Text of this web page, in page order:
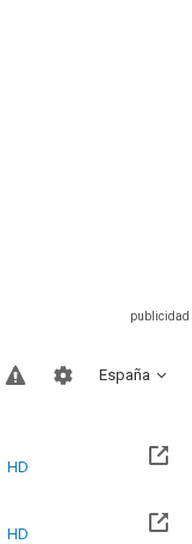
España
HD
HD